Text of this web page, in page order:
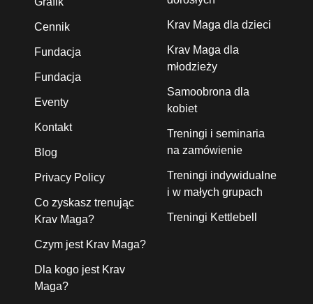
Cennik
Fundacja
Fundacja
Eventy
Kontakt
Blog
Privacy Policy
Co zyskasz trenując
Krav Maga?
Czym jest Krav Maga?
Dla kogo jest Krav
Maga?
Krav Maga dla dzieci
Krav Maga dla
młodzieży
Samoobrona dla
kobiet
Treningi i seminaria
na zamówienie
Treningi indywidualne
i w małych grupach
Treningi Kettlebell